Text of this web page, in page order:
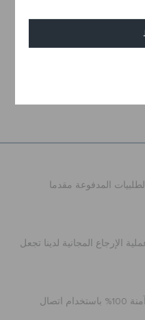
المدفوعة مقدما
الإرجاع المجانية لدينا تجعل